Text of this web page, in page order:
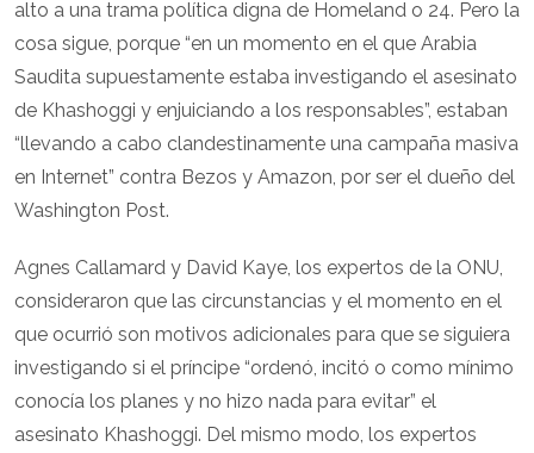
alto a una trama política digna de Homeland o 24. Pero la
cosa sigue, porque “en un momento en el que Arabia
Saudita supuestamente estaba investigando el asesinato
de Khashoggi y enjuiciando a los responsables”, estaban
“llevando a cabo clandestinamente una campaña masiva
en Internet” contra Bezos y Amazon, por ser el dueño del
Washington Post.
Agnes Callamard y David Kaye, los expertos de la ONU,
consideraron que las circunstancias y el momento en el
que ocurrió son motivos adicionales para que se siguiera
investigando si el príncipe “ordenó, incitó o como mínimo
conocía los planes y no hizo nada para evitar” el
asesinato Khashoggi. Del mismo modo, los expertos